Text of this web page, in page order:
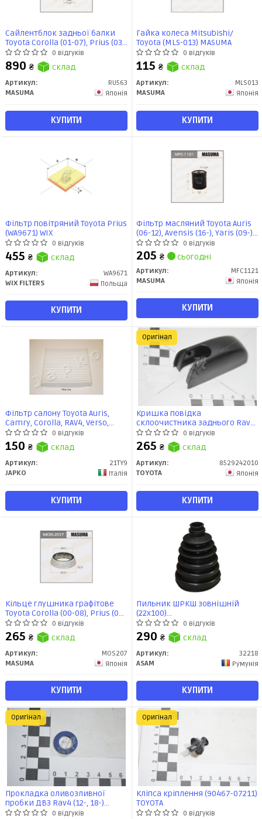
Сайлентблок задньої балки
Toyota Corolla (01-07), Prius (03-
11) (RU-563) MASUMA
0 відгуків
890 ₴ склад
Артикул:
RU563
MASUMA
Японія
КУПИТИ
Гайка колеса Mitsubishi/
Toyota (MLS-013) MASUMA
0 відгуків
115 ₴ склад
Артикул:
MLS013
MASUMA
Японія
КУПИТИ
Фільтр повітряний Toyota Prius
(WA9671) WIX
0 відгуків
455 ₴ склад
Артикул:
WA9671
WIX FILTERS
Польща
КУПИТИ
Фільтр масляний Toyota Auris
(06-12), Avensis (16-), Yaris (09-)
(MFC-1121) MASUMA
0 відгуків
205 ₴ сьогодні
Артикул:
MFC1121
MASUMA
Японія
КУПИТИ
Фільтр салону Toyota Auris,
Camry, Corolla, RAV4, Verso,
Yaris/Subaru Outback,
Legasy/Lexus GS, LS, LX (21TY9)
JAPKO
0 відгуків
150 ₴ склад
Артикул:
21TY9
JAPKO
Італія
КУПИТИ
Кришка повідка
склоочистника заднього Rav4
(18-) (85292-42010) TOYOTA
0 відгуків
265 ₴ склад
Артикул:
8529242010
TOYOTA
Японія
КУПИТИ
Оригінал
Кільце глушника графітове
Toyota Corolla (00-08), Prius (03-
11) (38x50x13,5) (MOS-207)
MASUMA
0 відгуків
265 ₴ склад
Артикул:
MOS207
MASUMA
Японія
КУПИТИ
Пильник ШРКШ зовнішній
(22x100)
BMW/Chevrolet/Citroen/Dacia/
(32218) Asam
0 відгуків
290 ₴ склад
Артикул:
32218
ASAM
Румунія
КУПИТИ
Прокладка оливозливної
пробки ДВЗ Rav4 (12-, 18-)
(90430-12031) TOYOTA
0 відгуків
Оригінал
Кліпса кріплення (90467-07211)
TOYOTA
0 відгуків
Оригінал